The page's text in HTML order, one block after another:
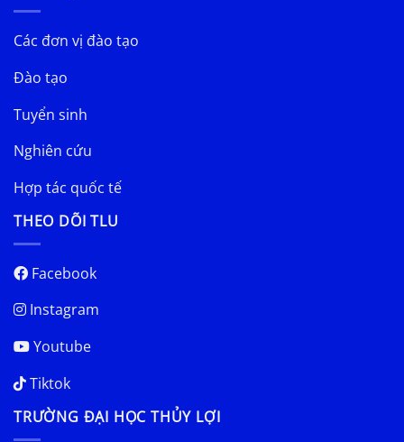
Các đơn vị đào tạo
Đào tạo
Tuyển sinh
Nghiên cứu
Hợp tác quốc tế
THEO DÕI TLU
Facebook
Instagram
Youtube
Tiktok
TRƯỜNG ĐẠI HỌC THỦY LỢI